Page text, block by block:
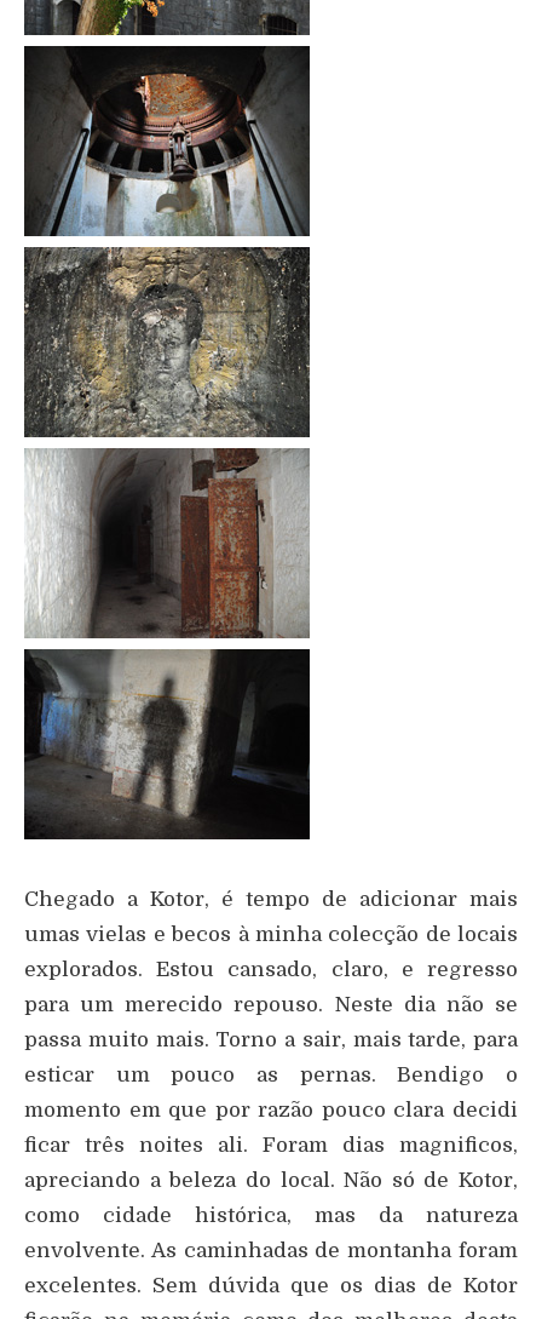
Chegado a Kotor, é tempo de adicionar mais
umas vielas e becos à minha colecção de locais
explorados. Estou cansado, claro, e regresso
para um merecido repouso. Neste dia não se
passa muito mais. Torno a sair, mais tarde, para
esticar um pouco as pernas. Bendigo o
momento em que por razão pouco clara decidi
ficar três noites ali. Foram dias magnificos,
apreciando a beleza do local. Não só de Kotor,
como cidade histórica, mas da natureza
envolvente. As caminhadas de montanha foram
excelentes. Sem dúvida que os dias de Kotor